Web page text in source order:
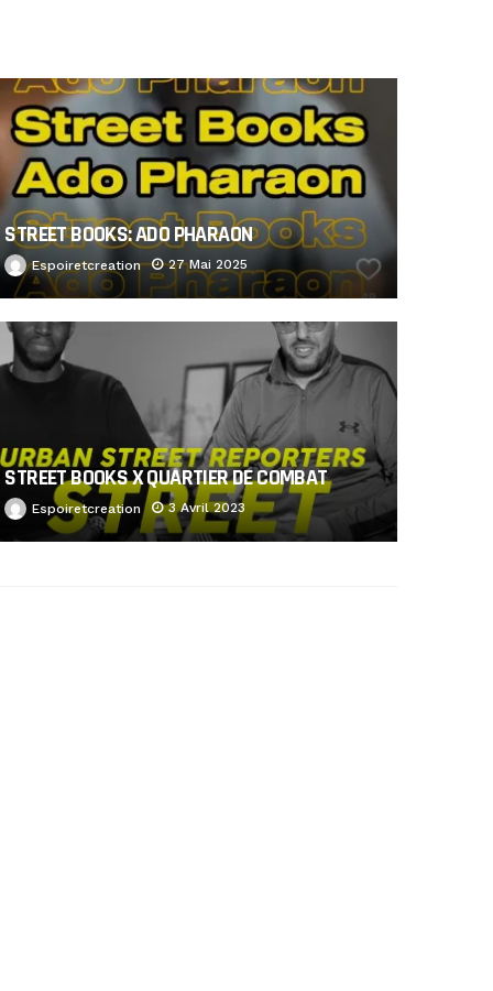
STREET BOOKS: ADO PHARAON
Espoiretcreation 27 Mai 2025
STREET BOOKS X QUARTIER DE COMBAT
Espoiretcreation 3 Avril 2023